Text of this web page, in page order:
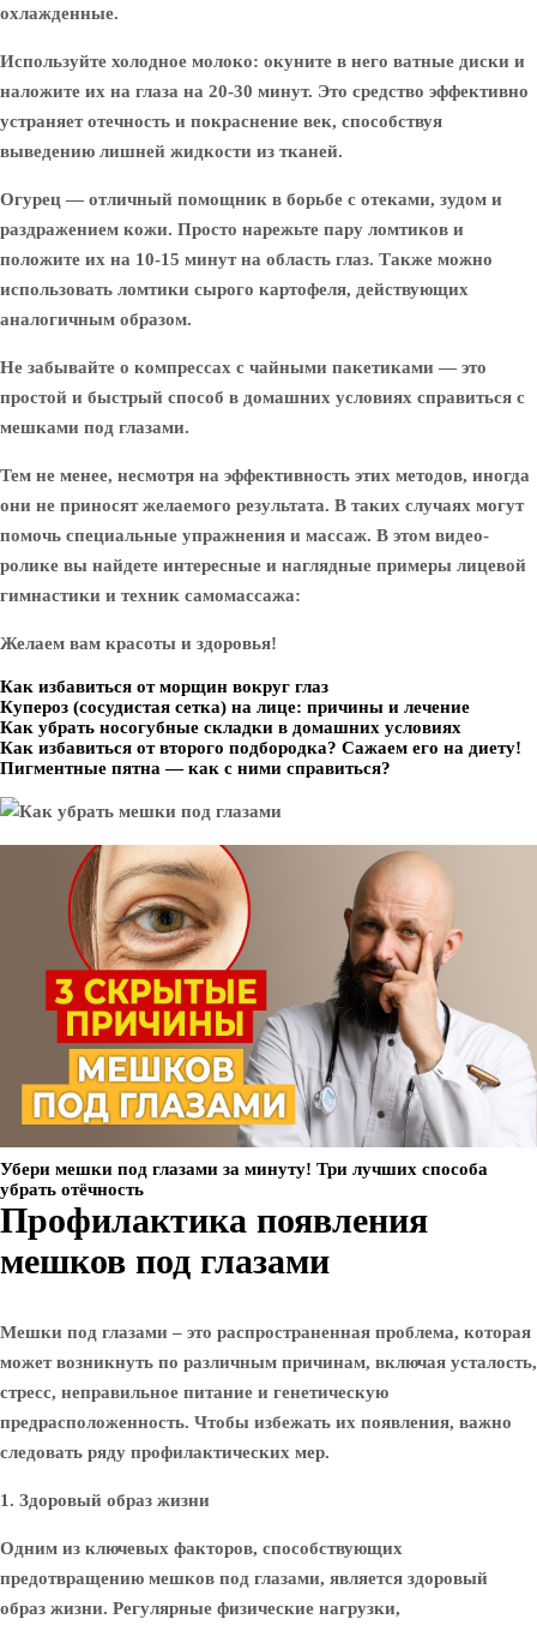
охлажденные.
Используйте холодное молоко: окуните в него ватные диски и
наложите их на глаза на 20-30 минут. Это средство эффективно
устраняет отечность и покраснение век, способствуя
выведению лишней жидкости из тканей.
Огурец — отличный помощник в борьбе с отеками, зудом и
раздражением кожи. Просто нарежьте пару ломтиков и
положите их на 10-15 минут на область глаз. Также можно
использовать ломтики сырого картофеля, действующих
аналогичным образом.
Не забывайте о компрессах с чайными пакетиками — это
простой и быстрый способ в домашних условиях справиться с
мешками под глазами.
Тем не менее, несмотря на эффективность этих методов, иногда
они не приносят желаемого результата. В таких случаях могут
помочь специальные упражнения и массаж. В этом видео-
ролике вы найдете интересные и наглядные примеры лицевой
гимнастики и техник самомассажа:
Желаем вам красоты и здоровья!
Как избавиться от морщин вокруг глаз
Купероз (сосудистая сетка) на лице: причины и лечение
Как убрать носогубные складки в домашних условиях
Как избавиться от второго подбородка? Сажаем его на диету!
Пигментные пятна — как с ними справиться?
Убери мешки под глазами за минуту! Три лучших способа
убрать отёчность
Профилактика появления
мешков под глазами
Мешки под глазами – это распространенная проблема, которая
может возникнуть по различным причинам, включая усталость,
стресс, неправильное питание и генетическую
предрасположенность. Чтобы избежать их появления, важно
следовать ряду профилактических мер.
1. Здоровый образ жизни
Одним из ключевых факторов, способствующих
предотвращению мешков под глазами, является здоровый
образ жизни. Регулярные физические нагрузки,